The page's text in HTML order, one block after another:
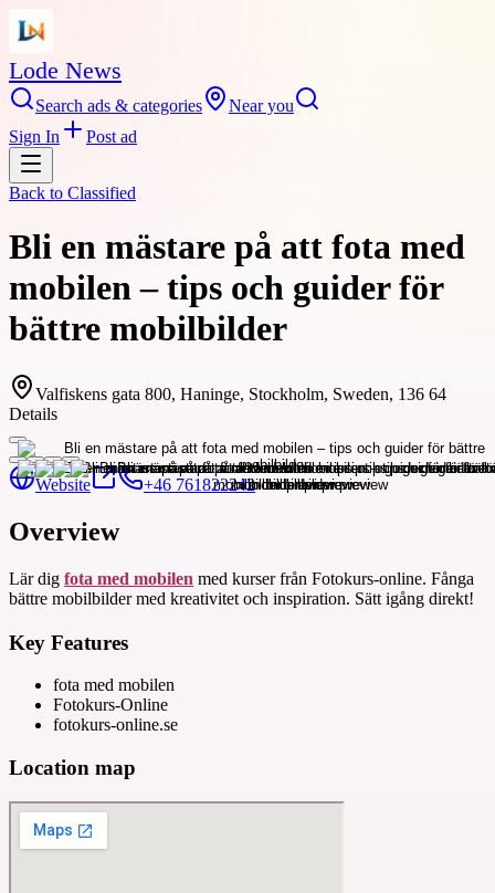
Lode News
Search ads & categories
Near you
Sign In
Post ad
Back to Classified
Bli en mästare på att fota med
mobilen – tips och guider för
bättre mobilbilder
Valfiskens gata 800, Haninge, Stockholm, Sweden, 136 64
Details
Website +46 761822242
Overview
Lär dig fota med mobilen med kurser från Fotokurs-online. Fånga
bättre mobilbilder med kreativitet och inspiration. Sätt igång direkt!
Key Features
fota med mobilen
Fotokurs-Online
fotokurs-online.se
Location map